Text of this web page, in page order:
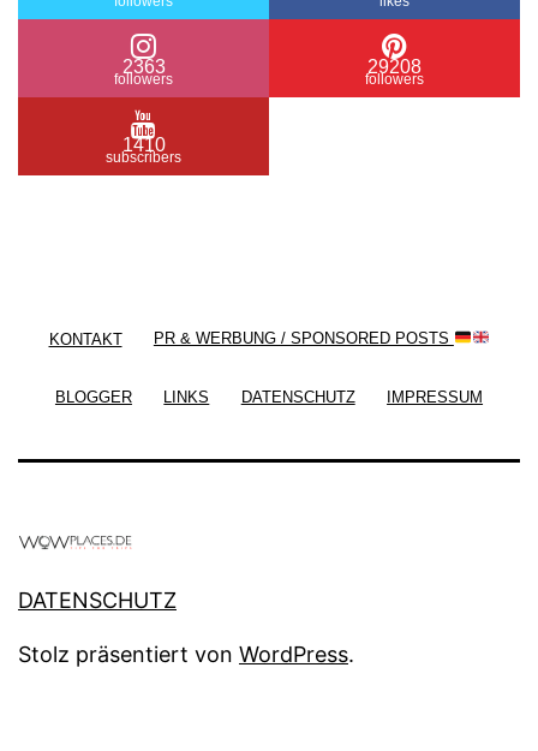
2363
followers
29208
followers
1410
subscribers
KONTAKT PR & WERBUNG / SPONSORED POSTS
BLOGGER LINKS DATENSCHUTZ IMPRESSUM
DATENSCHUTZ
Stolz präsentiert von WordPress.